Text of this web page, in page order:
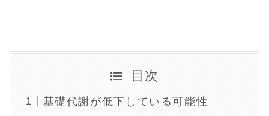
目次
基礎代謝が低下している可能性